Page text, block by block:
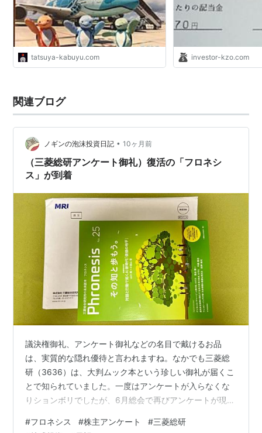
tatsuya-kabuyu.com investor-kzo.com
関連ブログ
ノギンの泡沫投資日記 • 10ヶ月前
（三菱総研アンケート御礼）復活の「フロネシ
ス」が到着
議決権御礼、アンケート御礼などの名目で戴けるお品
は、実質的な隠れ優待と言われますね。なかでも三菱総
研（3636）は、大判ムック本という珍しい御礼が届くこ
とで知られていました。一度はアンケートが入らなくな
りションボリでしたが、6月総会で再びアンケートが現
ロネシス」とご対面できました。 昨年11月発刊の本が、
#フロネシス #株主アンケート #三菱総研